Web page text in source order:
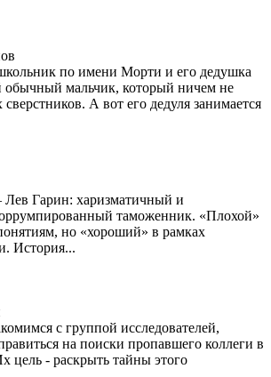
по имени Морти и его дедушка
мальчик, который ничем не
сверстников. А вот его дедуля занимается
Лев Гарин: харизматичный и
таможенник. «Плохой»
но «хороший» в рамках
История...
с группой исследователей,
на поиски пропавшего коллеги в
цель - раскрыть тайны этого